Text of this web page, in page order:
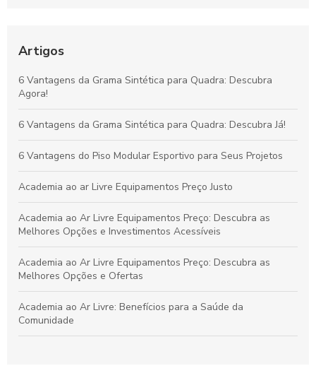
Vantagens, Custos e Guia de Escolha
Vantagens da Grama Sintética para Quadras de Futebol
Society: Melhore o Desempenho e Conforto
Grama Decorativa: A Opção Prática e Elegante para Renovar
Qualquer Ambiente
Artigos
6 Vantagens da Grama Sintética para Quadra: Descubra
Agora!
6 Vantagens da Grama Sintética para Quadra: Descubra Já!
6 Vantagens do Piso Modular Esportivo para Seus Projetos
Academia ao ar Livre Equipamentos Preço Justo
Academia ao Ar Livre Equipamentos Preço: Descubra as
Melhores Opções e Investimentos Acessíveis
Academia ao Ar Livre Equipamentos Preço: Descubra as
Melhores Opções e Ofertas
Academia ao Ar Livre: Benefícios para a Saúde da
Comunidade